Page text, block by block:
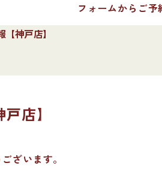
フォームからご予
神戸店】
店】
ざいます。